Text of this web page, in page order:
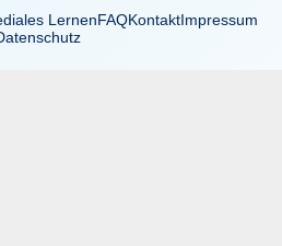
LernenFAQKontaktImpressum